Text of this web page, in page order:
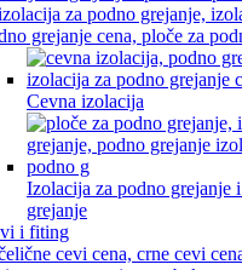
Cevna izolacija
Izolacija za podno grejanje
grejanje
i fiting